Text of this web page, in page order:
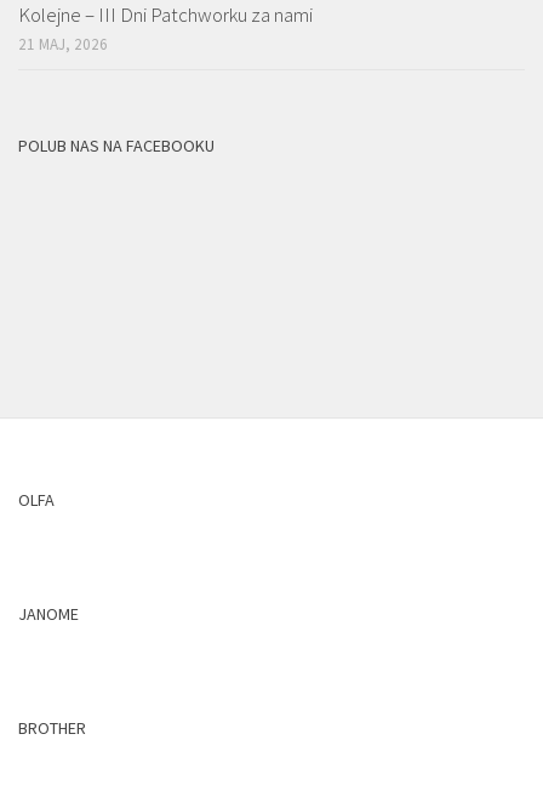
Kolejne – III Dni Patchworku za nami
21 MAJ, 2026
POLUB NAS NA FACEBOOKU
OLFA
JANOME
BROTHER